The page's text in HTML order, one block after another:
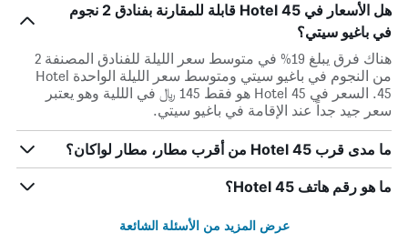
هل الأسعار في Hotel 45 قابلة للمقارنة بفنادق 2 نجوم
في باغيو سيتي؟
هناك فرق يبلغ 19% في متوسط ​​سعر الليلة للفنادق المصنفة 2
من النجوم في باغيو سيتي ومتوسط ​​سعر الليلة الواحدة Hotel
45. السعر في Hotel 45 هو فقط 145 ﷼ في الللية وهو يعتبر
سعر جيد جداً عند الإقامة في باغيو سيتي.
ما مدى قرب Hotel 45 من أقرب مطار، مطار لواكان؟
ما هو رقم هاتف Hotel 45؟
عرض المزيد من الأسئلة الشائعة